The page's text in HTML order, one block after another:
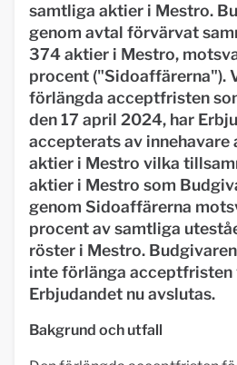
samtliga aktier i Mestro.
genom avtal förvärvat
374 aktier i Mestro,
procent ("Sidoaffärerna").
förlängda acceptfristen
den 17 april 2024, har
accepterats av innehavare
aktier i Mestro vilka
aktier i Mestro som
genom Sidoaffärerna
procent av samtliga
röster i Mestro.
inte förlänga acceptfristen
Erbjudandet nu avslutas.
Bakgrund och utfall